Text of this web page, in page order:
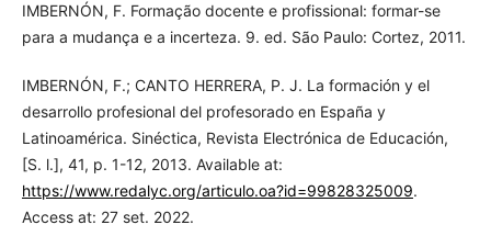
IMBERNÓN, F. Formação docente e profissional: formar-se
para a mudança e a incerteza. 9. ed. São Paulo: Cortez, 2011.
IMBERNÓN, F.; CANTO HERRERA, P. J. La formación y el
desarrollo profesional del profesorado en España y
Latinoamérica. Sinéctica, Revista Electrónica de Educación,
[S. l.], 41, p. 1-12, 2013. Available at:
https://www.redalyc.org/articulo.oa?id=99828325009.
Access at: 27 set. 2022.